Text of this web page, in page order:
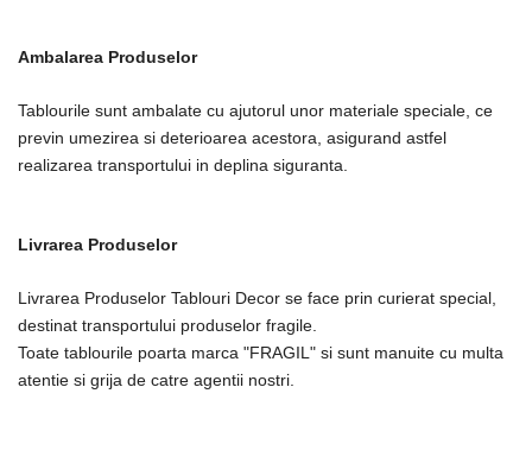
Ambalarea Produselor
Tablourile sunt ambalate cu ajutorul unor materiale speciale, ce
previn umezirea si deterioarea acestora, asigurand astfel
realizarea transportului in deplina siguranta.
Livrarea Produselor
Livrarea Produselor Tablouri Decor se face prin curierat special,
destinat transportului produselor fragile.
Toate tablourile poarta marca "FRAGIL" si sunt manuite cu multa
atentie si grija de catre agentii nostri.